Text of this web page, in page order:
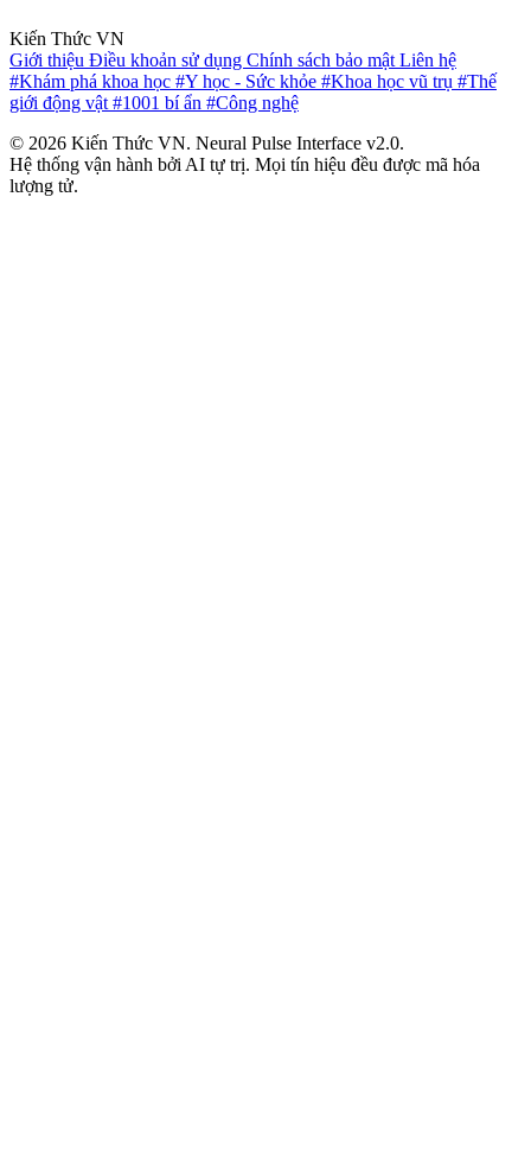
Kiến Thức VN
Giới thiệu Điều khoản sử dụng Chính sách bảo mậtLiên hệ
#Khám phá khoa học #Y học - Sức khỏe #Khoa học vũ trụ #Thế
giới động vật#1001 bí ẩn #Công nghệ
© 2026 Kiến Thức VN. Neural Pulse Interface v2.0.
Hệ thống vận hành bởi AI tự trị. Mọi tín hiệu đều được mã hóa
lượng tử.